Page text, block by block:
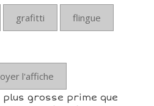
grafitti flingue
l'affiche
grosse prime que